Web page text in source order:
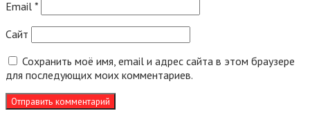
Email *
Сайт
Сохранить моё имя, email и адрес сайта в этом браузере
для последующих моих комментариев.